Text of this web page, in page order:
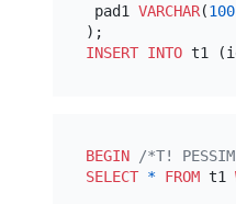
pad1 VARCHAR(100
INSERT INTO t1
BEGIN /*T!
SELECT * FROM t1